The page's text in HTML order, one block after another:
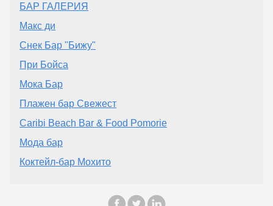
БАР ГАЛЕРИЯ
Макс ди
Снек Бар "Бижу"
При Бойса
Мока Бар
Плажен бар Свежест
Caribi Beach Bar & Food Pomorie
Мода бар
Коктейл-бар Мохито